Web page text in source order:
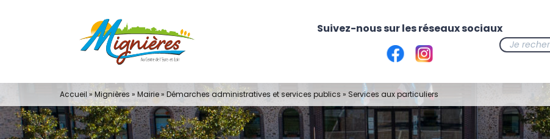
Accueil » Mignières » Mairie» Démarches administratives et services publics » Services aux particuliers